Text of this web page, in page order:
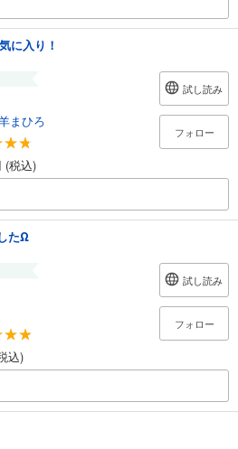
に入り！
まひろ
(税込)
試し読み
フォロー
たΩ
込)
試し読み
フォロー